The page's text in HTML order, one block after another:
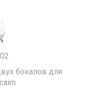
бокалов для